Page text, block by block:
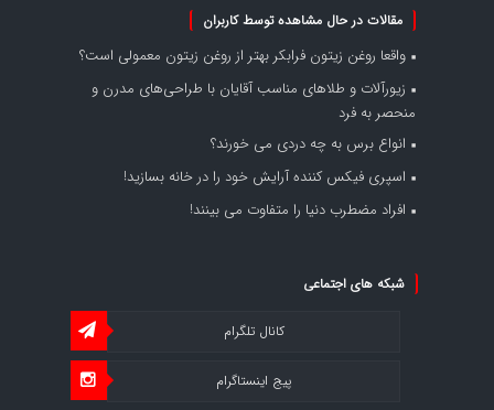
مقالات در حال مشاهده توسط کاربران
واقعا روغن زیتون فرابکر بهتر از روغن زیتون معمولی است؟
زیورآلات و طلاهای مناسب آقایان با طراحی‌های مدرن و
منحصر به فرد
انواع برس به چه دردی می خورند؟
اسپری فیکس کننده آرایش خود را در خانه بسازید!
افراد مضطرب دنیا را متفاوت می بینند!
شبکه های اجتماعی
کانال تلگرام
پیج اینستاگرام